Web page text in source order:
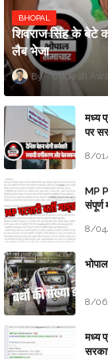
BHOPAL
शिवराज सिंह के बेटे
लैब भेजा
Updesh
मध्य
पर
8/
MP
संपूर्ण
8/
8/
मध्य